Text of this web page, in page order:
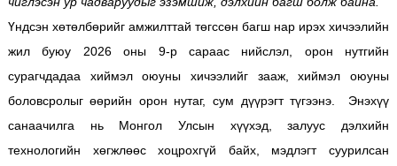
Үндсэн хөтөлбөрийг амжилттай төгссөн багш нар ирэх хичээлийн
жил буюу 2026 оны 9-р сараас нийслэл, орон нутгийн
сурагчдадаа хиймэл оюуны хичээлийг зааж, хиймэл оюуны
боловсролыг өөрийн орон нутаг, сум дүүрэгт түгээнэ. Энэхүү
санаачилга нь Монгол Улсын хүүхэд, залуус дэлхийн
технологийн хөгжлөөс хоцрохгүй байх, мэдлэгт суурилсан